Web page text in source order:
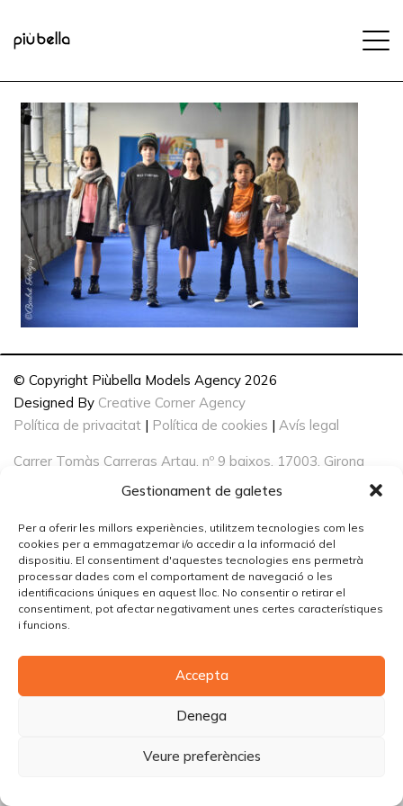
Gestionament de galetes
Per a oferir les millors experiències, utilitzem tecnologies com les
cookies per a emmagatzemar i/o accedir a la informació del
dispositiu. El consentiment d'aquestes tecnologies ens permetrà
processar dades com el comportament de navegació o les
identificacions úniques en aquest lloc. No consentir o retirar el
consentiment, pot afectar negativament unes certes característiques
i funcions.
Accepta
Denega
Veure preferències
© Copyright Piùbella Models Agency 2026
Designed By Creative Corner Agency
Política de privacitat | Política de cookies | Avís legal
Carrer Tomàs Carreras Artau, nº 9 baixos, 17003, Girona